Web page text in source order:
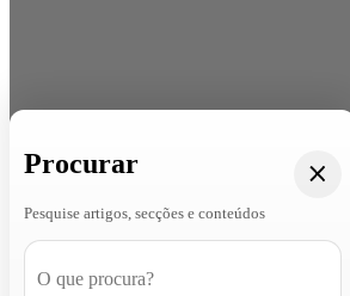
Procurar
Pesquise artigos, secções e conteúdos